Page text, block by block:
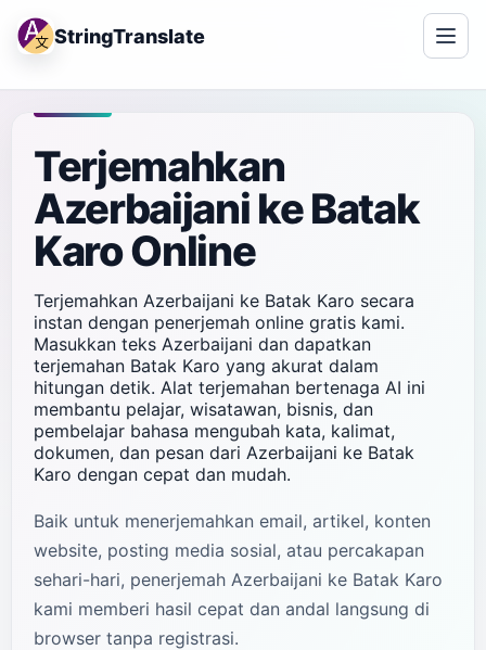
StringTranslate
Terjemahkan
Azerbaijani ke Batak
Karo Online
Terjemahkan Azerbaijani ke Batak Karo secara
instan dengan penerjemah online gratis kami.
Masukkan teks Azerbaijani dan dapatkan
terjemahan Batak Karo yang akurat dalam
hitungan detik. Alat terjemahan bertenaga AI ini
membantu pelajar, wisatawan, bisnis, dan
pembelajar bahasa mengubah kata, kalimat,
dokumen, dan pesan dari Azerbaijani ke Batak
Karo dengan cepat dan mudah.
Baik untuk menerjemahkan email, artikel, konten
website, posting media sosial, atau percakapan
sehari-hari, penerjemah Azerbaijani ke Batak Karo
kami memberi hasil cepat dan andal langsung di
browser tanpa registrasi.